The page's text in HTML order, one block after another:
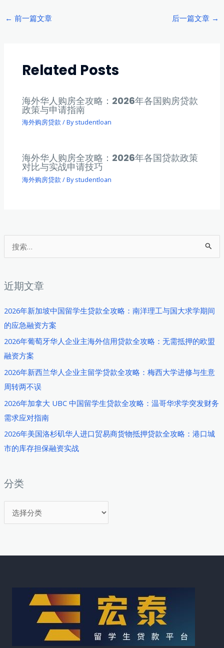
索
近期文章
2026年新加坡中国留学生贷款全攻略：南洋理工与国大求学期间
的应急融资方案
2026年葡萄牙华人企业主海外信用贷款全攻略：无需抵押的欧盟
融资方案
2026年新西兰华人企业主留学贷款全攻略：梅西大学进修与生意
周转两不误
2026年加拿大 UBC 中国留学生贷款全攻略：温哥华求学突发财务
需求应对指南
2026年美国洛杉矶华人进口贸易商货物抵押贷款全攻略：港口城
市的库存担保融资实战
分类
类
Post
← 前一篇文章 后一篇文章 →
Related Posts
海外华人购房全攻略：2026年各国购房贷款
政策与申请指南
海外购房贷款 / Bystudentloan
海外华人购房全攻略：2026年各国贷款政策
对比与实战申请技巧
海外购房贷款 / Bystudentloan